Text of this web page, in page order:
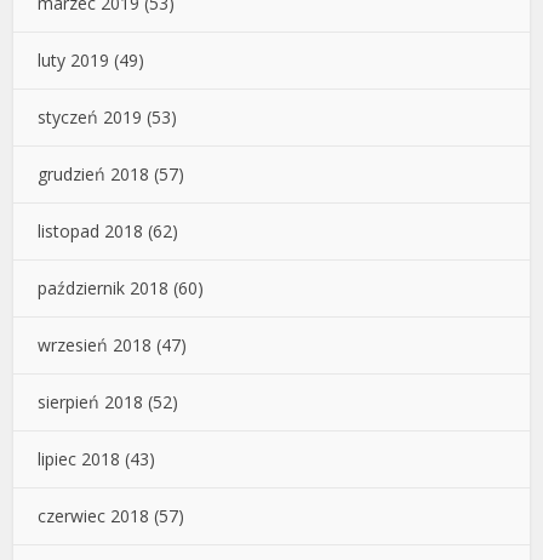
luty 2019 (49)
styczeń 2019 (53)
grudzień 2018 (57)
listopad 2018 (62)
październik 2018 (60)
wrzesień 2018 (47)
sierpień 2018 (52)
lipiec 2018 (43)
czerwiec 2018 (57)